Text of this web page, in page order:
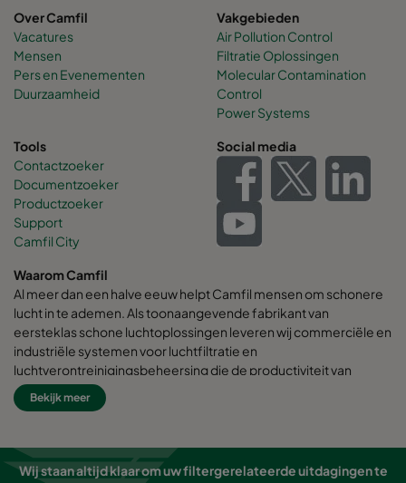
Over Camfil
Vacatures
Mensen
Pers en Evenementen
Duurzaamheid
Vakgebieden
Air Pollution Control
Filtratie Oplossingen
Molecular Contamination
Control
Power Systems
Tools
Contactzoeker
Documentzoeker
Productzoeker
Support
Camfil City
Social media
Waarom Camfil
Al meer dan een halve eeuw helpt Camfil mensen om schonere
lucht in te ademen. Als toonaangevende fabrikant van
eersteklas schone luchtoplossingen leveren wij commerciële en
industriële systemen voor luchtfiltratie en
luchtverontreinigingsbeheersing die de productiviteit van
werknemers en apparatuur verbeteren, het energieverbruik
minimaliseren en de menselijke gezondheid en het milieu ten
Wij zijn ervan overtuigd dat de beste oplossingen voor onze
klanten ook de beste oplossingen voor onze planeet zijn.
Bekijk meer
Wij staan altijd klaar om uw filtergerelateerde uitdagingen te